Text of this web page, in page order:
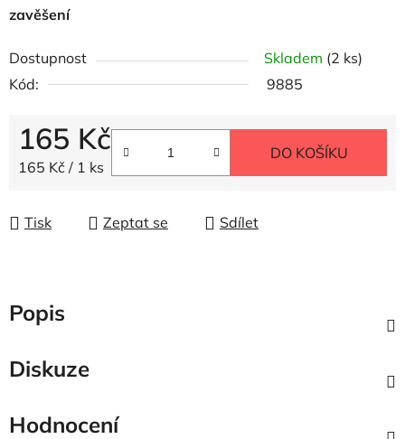
zavěšení
Dostupnost Skladem (2 ks)
Kód:
9885
165 Kč
Měrná cena:
165 Kč / 1 ks
DO KOŠÍKU
Tisk Zeptat se Sdílet
Popis
Diskuze
Hodnocení